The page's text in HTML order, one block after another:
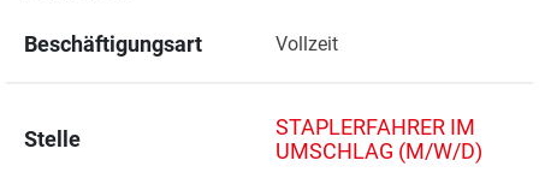
Beschäftigungsart Vollzeit
Stelle
STAPLERFAHRER IM
UMSCHLAG (M/W/D)